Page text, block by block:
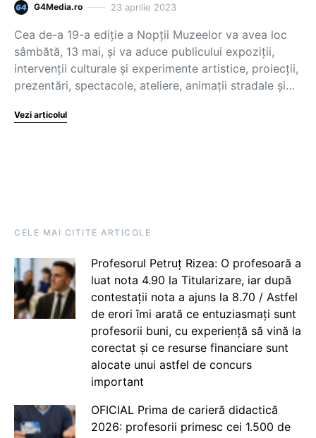
G4Media.ro 23 aprilie 2023
Cea de-a 19-a ediţie a Nopţii Muzeelor va avea loc
sâmbătă, 13 mai, şi va aduce publicului expoziţii,
intervenţii culturale şi experimente artistice, proiecţii,
prezentări, spectacole, ateliere, animaţii stradale şi…
Vezi articolul
CELE MAI CITITE ARTICOLE
Profesorul Petruț Rizea: O profesoară a
luat nota 4.90 la Titularizare, iar după
contestații nota a ajuns la 8.70 / Astfel
de erori îmi arată ce entuziasmați sunt
profesorii buni, cu experiență să vină la
corectat și ce resurse financiare sunt
alocate unui astfel de concurs
important
OFICIAL Prima de carieră didactică
2026: profesorii primesc cei 1.500 de